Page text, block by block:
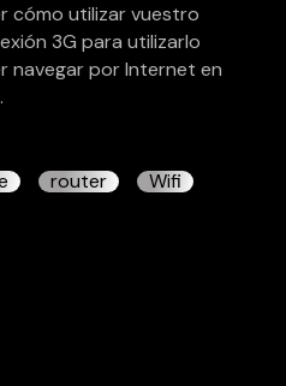
cómo utilizar vuestro
3G para utilizarlo
navegar por Internet en
router Wifi